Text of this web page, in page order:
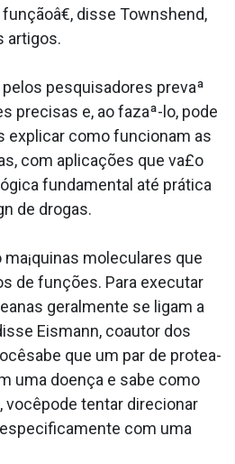
disse Townshend,
artigos.
pesquisadores prevaª
precisas e, ao fazaª-lo, pode
explicar como funcionam as
com aplicações que va£o
fundamental até prática
de drogas.
moleculares que
de funções. Para executar
geralmente se ligam a
Eismann, coautor dos
que um par de protea­
uma doença e sabe como
vocêpode tentar direcionar
com uma